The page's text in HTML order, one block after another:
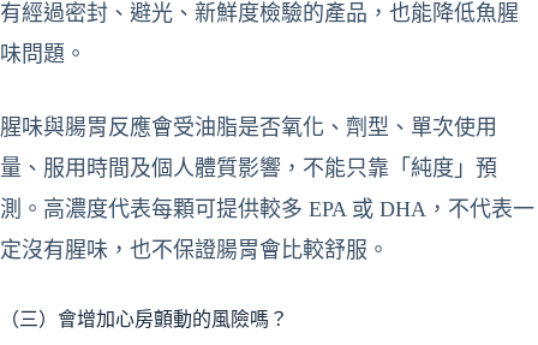
有經過密封、避光、新鮮度檢驗的產品，也能降低魚腥
味問題。
腥味與腸胃反應會受油脂是否氧化、劑型、單次使用
量、服用時間及個人體質影響，不能只靠「純度」預
測。高濃度代表每顆可提供較多 EPA 或 DHA，不代表一
定沒有腥味，也不保證腸胃會比較舒服。
（三）會增加心房顫動的風險嗎？